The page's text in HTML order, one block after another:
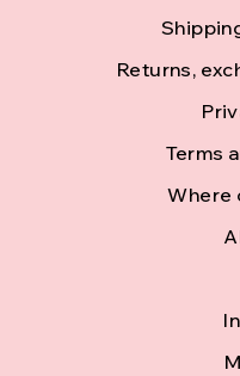
Returns,
Terms
Where